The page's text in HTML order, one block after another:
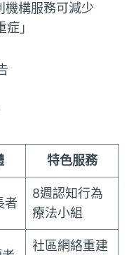
機構服務可減少
」
特色服務
者
8週認知行為
療法小組
社區網絡重建